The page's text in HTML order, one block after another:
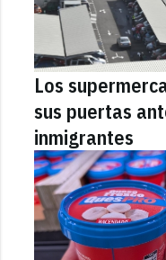
Los
sus puertas
inmigrantes